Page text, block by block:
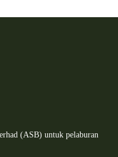
(ASB) untuk pelaburan